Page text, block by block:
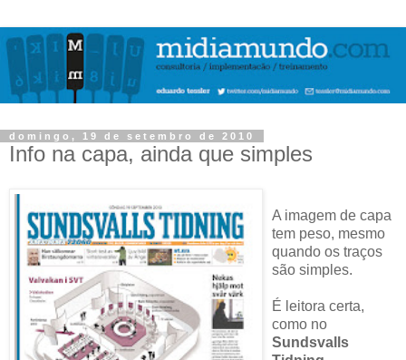
domingo, 19 de setembro de 2010
Info na capa, ainda que simples
A imagem de capa
tem peso, mesmo
quando os traços
são simples.
É leitora certa,
como no
Sundsvalls